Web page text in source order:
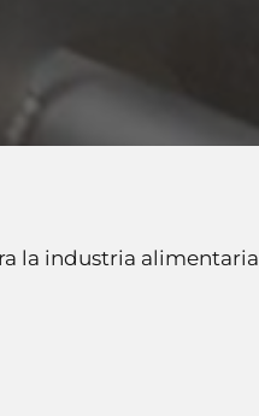
la industria alimentaria